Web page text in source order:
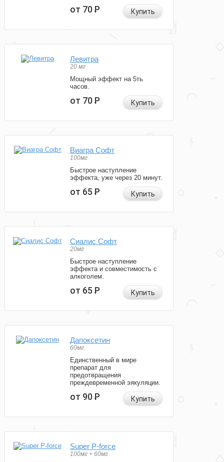
от 70Р Купить
Левитра
20 мг
Мощный эффект на 5ть
часов.
от 70Р Купить
Виагра Софт
100мг
Быстрое наступление
эффекта, уже через 20 минут.
от 65Р Купить
Сиалис Софт
20мг
Быстрое наступление
эффекта и совместимость с
алкоголем.
от 65Р Купить
Дапоксетин
60мг
Единственный в мире
препарат для
предотвращения
преждевременной эякуляции.
от 90Р Купить
Super P-force
100мг + 60мг